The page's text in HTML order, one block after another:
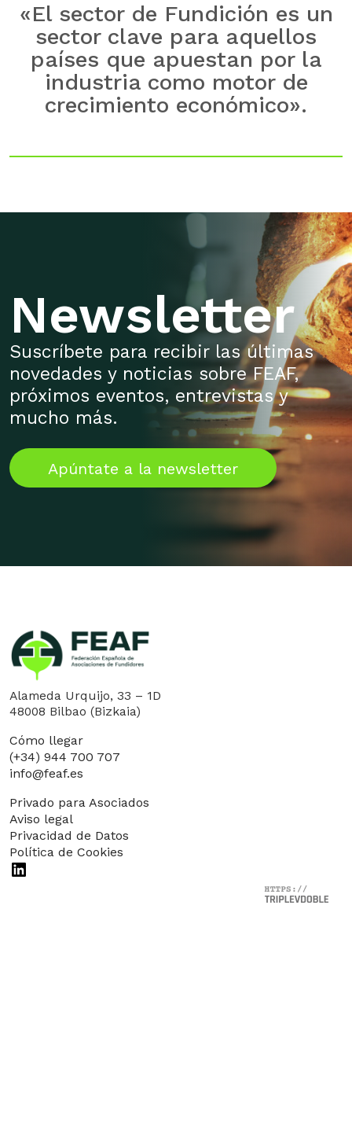
«El sector de Fundición es un
sector clave para aquellos
países que apuestan por la
industria como motor de
crecimiento económico».
Newsletter
Suscríbete para recibir las últimas
novedades y noticias sobre FEAF,
próximos eventos, entrevistas y
mucho más.
Apúntate a la newsletter
Alameda Urquijo, 33 – 1D
48008 Bilbao (Bizkaia)
Cómo llegar
(+34) 944 700 707
info@feaf.es
Privado para Asociados
Aviso legal
Privacidad de Datos
Política de Cookies